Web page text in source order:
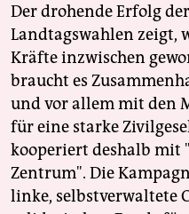
Der drohende Erfolg
Landtagswahlen zeigt,
Kräfte inzwischen
braucht es
und vor allem mit den
für eine starke
kooperiert deshalb mit
Zentrum". Die
linke, selbstverwaltete